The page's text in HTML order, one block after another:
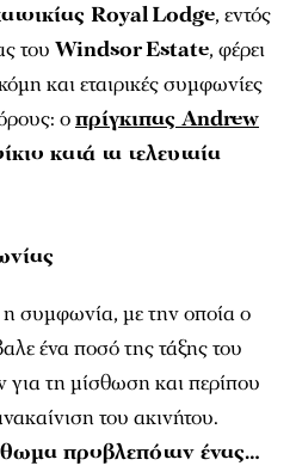
Royal Lodge, εντός
του Windsor Estate, φέρει
και εταιρικές συμφωνίες
οπρίγκιπας Andrew
κατά τα τελευταία
η συμφωνία, με την οποία ο
ένα ποσό της τάξης του
για τη μίσθωση και περίπου
του ακινήτου.
προβλεπόταν ένας…